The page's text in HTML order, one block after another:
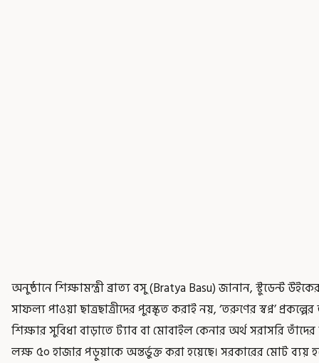
অনুষ্ঠানে শিক্ষামন্ত্রী ব্রাত্য বসু (Bratya Basu) জানান, স্টুডেন্ট
সাফল্য পাওয়া ছাত্রছাত্রীদের পুরস্কৃত করাই নয়, ‘তরুণের স্বপ্ন’
শিক্ষার সুবিধা বাড়াতে ট্যাব বা মোবাইল কেনার অর্থ সরাসরি
লক্ষ ৫০ হাজার পড়ুয়াকে অন্তর্ভুক্ত করা হয়েছে। সরকারের মোট ব্যয়